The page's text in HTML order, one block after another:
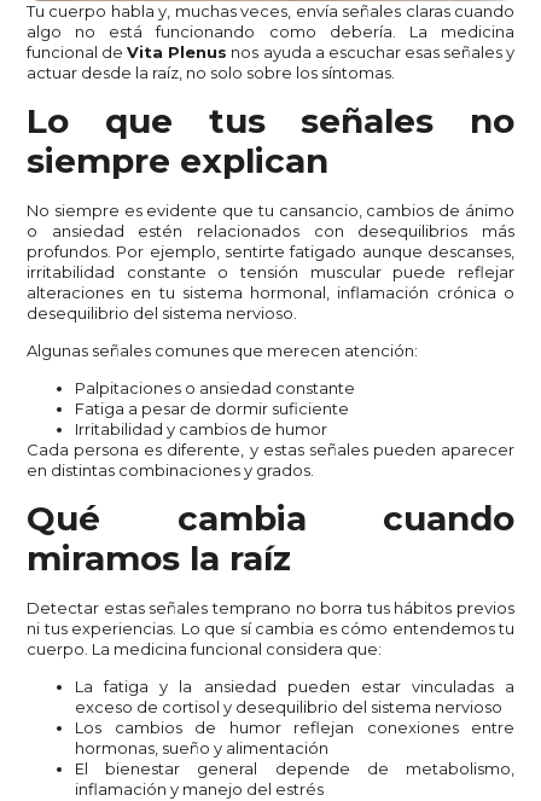
Tu cuerpo habla y, muchas veces, envía señales claras cuando
algo no está funcionando como debería. La medicina
funcional deVita Plenus nos ayuda a escuchar esas señales y
actuar desde la raíz, no solo sobre los síntomas.
Lo que tus señales no
siempre explican
No siempre es evidente que tu cansancio, cambios de ánimo
o ansiedad estén relacionados con desequilibrios más
profundos. Por ejemplo, sentirte fatigado aunque descanses,
irritabilidad constante o tensión muscular puede reflejar
alteraciones en tu sistema hormonal, inflamación crónica o
desequilibrio del sistema nervioso.
Algunas señales comunes que merecen atención:
Palpitaciones o ansiedad constante
Fatiga a pesar de dormir suficiente
Irritabilidad y cambios de humor
Cada persona es diferente, y estas señales pueden aparecer
en distintas combinaciones y grados.
Qué cambia cuando
miramos la raíz
Detectar estas señales temprano no borra tus hábitos previos
ni tus experiencias. Lo que sí cambia es cómo entendemos tu
cuerpo. La medicina funcional considera que:
La fatiga y la ansiedad pueden estar vinculadas a
exceso de cortisol y desequilibrio del sistema nervioso
Los cambios de humor reflejan conexiones entre
hormonas, sueño y alimentación
El bienestar general depende de metabolismo,
inflamación y manejo del estrés